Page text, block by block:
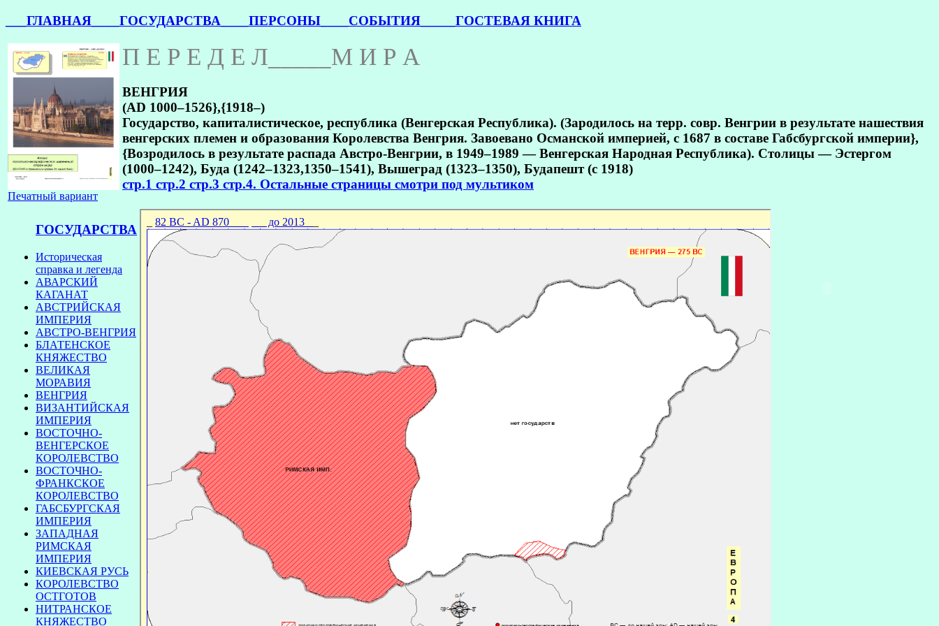
___ГЛАВНАЯ_ ___ГОСУДАРСТВА_ ___ПЕРСОНЫ_ ___СОБЫТИЯ_ ____ГОСТЕВАЯ КНИГА
Печатный вариант
П Е Р Е Д Е Л_____М И Р А
ВЕНГРИЯ
(AD 1000–1526},{1918–)
Государство, капиталистическое, республика (Венгерская Республика). (Зародилось на терр. совр. Венгрии в результате нашествия
венгерских племен и образования Королевства Венгрия. Завоевано Османской империей, с 1687 в составе Габсбургской империи},
{Возродилось в результате распада Австро-Венгрии, в 1949–1989 — Венгерская Народная Республика). Столицы — Эстергом
(1000–1242), Буда (1242–1323,1350–1541), Вышеград (1323–1350), Будапешт (с 1918)
стр.1 стр.2 стр.3 стр.4. Остальные страницы смотри под мультиком
ГОСУДАРСТВА
Историческая
справка и легенда
АВАРСКИЙ
КАГАНАТ
АВСТРИЙСКАЯ
ИМПЕРИЯ
АВСТРО-ВЕНГРИЯ
БЛАТЕНСКОЕ
КНЯЖЕСТВО
ВЕЛИКАЯ
МОРАВИЯ
ВЕНГРИЯ
ВИЗАНТИЙСКАЯ
ИМПЕРИЯ
ВОСТОЧНО-
ВЕНГЕРСКОЕ
КОРОЛЕВСТВО
ВОСТОЧНО-
ФРАНКСКОЕ
КОРОЛЕВСТВО
ГАБСБУРГСКАЯ
ИМПЕРИЯ
ЗАПАДНАЯ
РИМСКАЯ
ИМПЕРИЯ
КИЕВСКАЯ РУСЬ
КОРОЛЕВСТВО
ОСТГОТОВ
НИТРАНСКОЕ
КНЯЖЕСТВО